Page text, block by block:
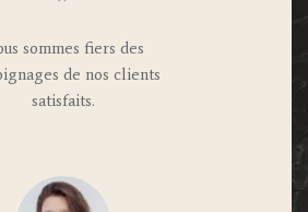
sommes fiers des
de nos clients
satisfaits.